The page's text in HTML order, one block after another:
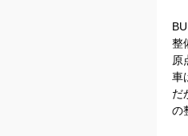
整
原
車
だ
の